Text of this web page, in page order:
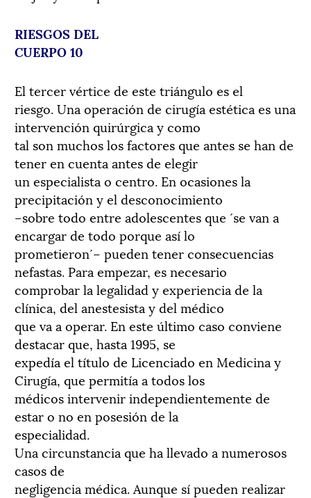
RIESGOS DEL
CUERPO 10
El tercer vértice de este triángulo es el
riesgo. Una operación de cirugía estética es una
intervención quirúrgica y como
tal son muchos los factores que antes se han de
tener en cuenta antes de elegir
un especialista o centro. En ocasiones la
precipitación y el desconocimiento
–sobre todo entre adolescentes que ´se van a
encargar de todo porque así lo
prometieron´– pueden tener consecuencias
nefastas. Para empezar, es necesario
comprobar la legalidad y experiencia de la
clínica, del anestesista y del médico
que va a operar. En este último caso conviene
destacar que, hasta 1995, se
expedía el título de Licenciado en Medicina y
Cirugía, que permitía a todos los
médicos intervenir independientemente de
estar o no en posesión de la
especialidad.
Una circunstancia que ha llevado a numerosos
casos de
negligencia médica. Aunque sí pueden realizar